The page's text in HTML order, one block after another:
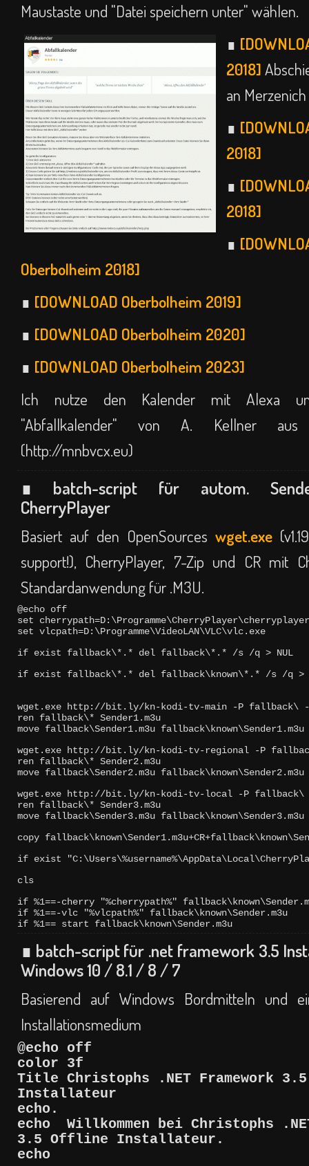
Maustaste und "Datei speichern unter" wählen.
∎
2018]
an Merzenich
∎
2018]
∎
2018]
∎
Oberbolheim 2018]
∎ [DOWNLOAD Oberbolheim 2019]
∎ [DOWNLOAD Oberbolheim 2020]
∎ [DOWNLOAD Oberbolheim 2023]
Ich nutze den Kalender mit Alexa
"Abfallkalender" von A. Kellner aus
(http://mnbvcx.eu)
∎ batch-script für autom.
CherryPlayer
Basiert auf den OpenSources wget.exe
support!), CherryPlayer, 7-Zip und CR mit
Standardanwendung für .M3U.
@echo off
set
set vlcpath=D:\Programme\VideoLAN\VLC\vlc.exe
if exist fallback\*.* del fallback\*.* /s /q > NUL
if exist fallback\*.* del fallback\known\*.* /s /q >
wget.exe http://bit.ly/kn-kodi-tv-main -P fallback\
ren fallback\* Sender1.m3u
move fallback\Sender1.m3u fallback\known\Sender1.m3u
wget.exe http://bit.ly/kn-kodi-tv-regional -P
ren fallback\* Sender2.m3u
move fallback\Sender2.m3u fallback\known\Sender2.m3u
wget.exe http://bit.ly/kn-kodi-tv-local -P fallback\
ren fallback\* Sender3.m3u
move fallback\Sender3.m3u fallback\known\Sender3.m3u
copy
if exist
cls
if %1==-cherry "%cherrypath%"
if %1==-vlc "%vlcpath%" fallback\known\Sender.m3u
if %1== start fallback\known\Sender.m3u
∎ batch-script für .net framework 3.5
Windows 10 / 8.1 / 8 / 7
Basierend auf Windows Bordmitteln und
Installationsmedium
@echo off
color 3f
Title Christophs .NET Framework
Installateur
echo.
echo Willkommen bei Christophs
3.5 Offline Installateur.
echo